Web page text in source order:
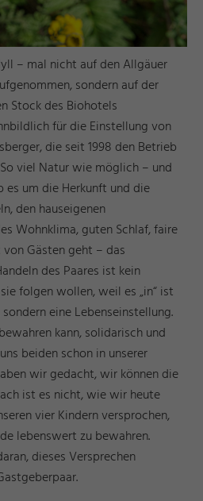
– mal nicht auf den Allgäuer
sondern auf der
Stock des Biohotels
für die Einstellung von
die seit 1998 den Betrieb
viel Natur wie möglich – und
es um die Herkunft und die
den hauseigenen
Wohnklima, guten Schlaf, faire
Gästen geht – das
des Paares ist kein
folgen wollen, weil es „in“ ist
eine Lebenseinstellung.
kann, solidarisch und
beiden schon in unserer
wir gedacht, wir können die
ist es nicht, wie wir heute
vier Kindern versprochen,
lebenswert zu bewahren.
dieses Versprechen